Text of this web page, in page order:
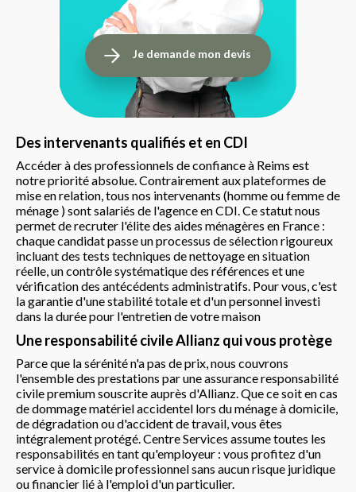
Je demande mon devis
Des intervenants qualifiés et en CDI
Accéder à des professionnels de confiance à Reims est
notre priorité absolue. Contrairement aux plateformes de
mise en relation, tous nos intervenants (homme ou femme de
ménage ) sont salariés de l'agence en CDI. Ce statut nous
permet de recruter l'élite des aides ménagères en France :
chaque candidat passe un processus de sélection rigoureux
incluant des tests techniques de nettoyage en situation
réelle, un contrôle systématique des références et une
vérification des antécédents administratifs. Pour vous, c'est
la garantie d'une stabilité totale et d'un personnel investi
dans la durée pour l'entretien de votre maison
Une responsabilité civile Allianz qui vous protège
Parce que la sérénité n'a pas de prix, nous couvrons
l'ensemble des prestations par une assurance responsabilité
civile premium souscrite auprès d'Allianz. Que ce soit en cas
de dommage matériel accidentel lors du ménage à domicile,
de dégradation ou d'accident de travail, vous êtes
intégralement protégé. Centre Services assume toutes les
responsabilités en tant qu'employeur : vous profitez d'un
service à domicile professionnel sans aucun risque juridique
ou financier lié à l'emploi d'un particulier.